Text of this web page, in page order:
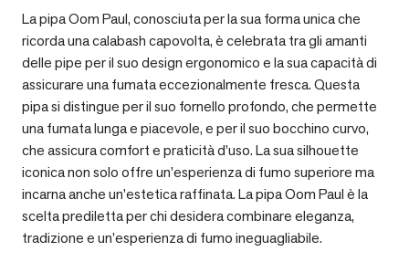
La pipa Oom Paul, conosciuta per la sua forma unica che
ricorda una calabash capovolta, è celebrata tra gli amanti
delle pipe per il suo design ergonomico e la sua capacità di
assicurare una fumata eccezionalmente fresca. Questa
pipa si distingue per il suo fornello profondo, che permette
una fumata lunga e piacevole, e per il suo bocchino curvo,
che assicura comfort e praticità d’uso. La sua silhouette
iconica non solo offre un’esperienza di fumo superiore ma
incarna anche un’estetica raffinata. La pipa Oom Paul è la
scelta prediletta per chi desidera combinare eleganza,
tradizione e un’esperienza di fumo ineguagliabile.